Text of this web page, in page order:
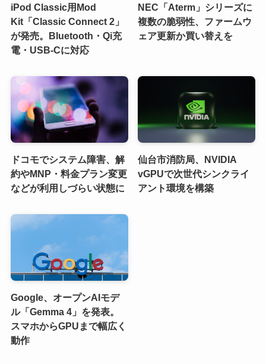
iPod Classic用Mod
Kit「Classic Connect 2」
が発売。Bluetooth・Qi充
電・USB-Cに対応
NEC「Aterm」シリーズに
複数の脆弱性、ファームウ
ェア更新か買い替えを
ドコモでシステム障害、解
約やMNP・料金プラン変更
などが利用しづらい状態に
仙台市消防局、NVIDIA
vGPUで次世代シンクライ
アント環境を構築
Google、オープンAIモデ
ル「Gemma 4」を発表。
スマホからGPUまで幅広く
動作